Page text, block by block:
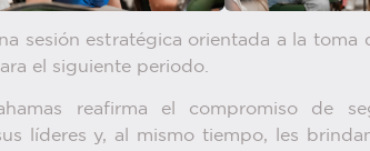
sesión estratégica orientada a la toma
el siguiente periodo.
reafirma el compromiso de
líderes y, al mismo tiempo, les